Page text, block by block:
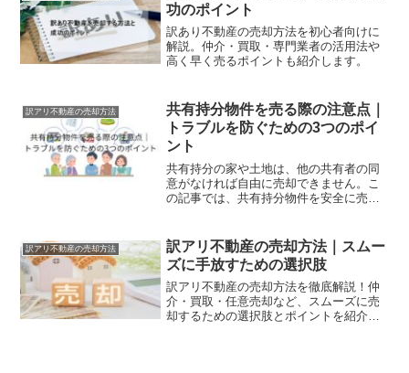
功のポイント
訳あり不動産の売却方法を初心者向けに
解説。仲介・買取・専門業者の活用法や
高く早く売るポイントも紹介します。
訳アリ不動産の売却方法
共有持分物件を売る際の注意点｜
トラブルを防ぐための3つのポイ
ント
共有持分の家や土地は、他の共有者の同
意がなければ自由に売却できません。こ
の記事では、共有持分物件を安全に売る
訳アリ不動産の売却方法
訳アリ不動産の売却方法｜スムー
ズに手放すための選択肢
訳アリ不動産の売却方法を徹底解説！仲
介・買取・任意売却など、スムーズに売
却するための選択肢とポイントを紹介し